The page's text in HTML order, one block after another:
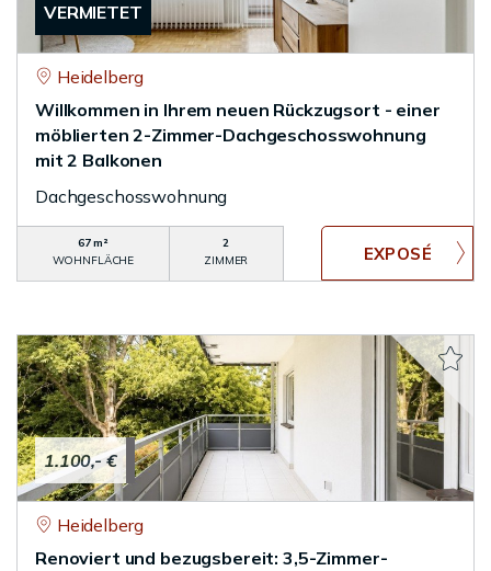
VERMIETET
Heidelberg
Willkommen in Ihrem neuen Rückzugsort - einer
möblierten 2-Zimmer-Dachgeschosswohnung
mit 2 Balkonen
Dachgeschosswohnung
67 m²
WOHNFLÄCHE
2
ZIMMER
1.100,- €
Heidelberg
Renoviert und bezugsbereit: 3,5-Zimmer-